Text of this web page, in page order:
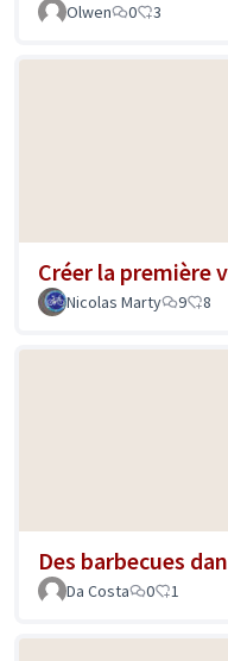
Olwen 0 3
Créer la première
Nicolas Marty
9 8
Des barbecues
Da Costa
0 1